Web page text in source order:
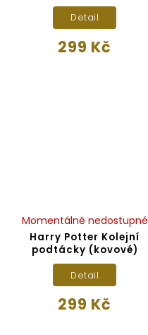
299 Kč
Detail
Harry Potter Kolejní
podtácky (kovové)
Momentálně nedostupné
299 Kč
Detail